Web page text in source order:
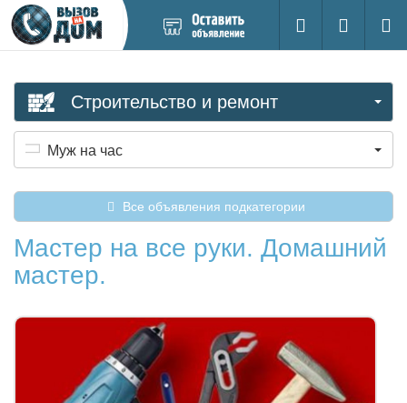
новое
Поиск
Вход на
Строительство и ремонт
Муж на час
Все объявления подкатегории
Мастер на все руки. Домашний
мастер.